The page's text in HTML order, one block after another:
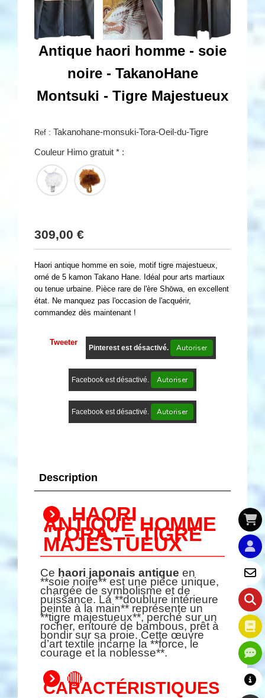
Antique haori homme - soie
noire - TakanoHane
Montsuki - Tigre Majestueux
Ref : Takanohane-monsuki-Tora-Oeil-du-Tigre
Couleur Himo gratuit* :
309,00 €
Haori antique homme en soie, motif tigre majestueux,
orné de 5 kamon Takano Hane. Idéal pour arts martiaux
ou tenue urbaine. Pièce rare de l'ère Shōwa, en excellent
état. Ne manquez pas l'occasion de l'acquérir,
commandez dès maintenant !
Tweeter
Pinterest est désactivé. Autoriser
Facebook est désactivé. Autoriser
Facebook est désactivé. Autoriser
Description
HAORI
ANTIQUE HOMME
"TORA" – TIGRE
MAJESTUEUX
Ce haori japonais antique en
**soie noire** est une pièce unique,
chargée de symbolisme et de
puissance. La **doublure intérieure
peinte à la main** représente un
**tigre majestueux**, perché sur un
rocher, entouré de bambous, prêt à
bondir sur sa proie. Cette œuvre
d’art textile incarne la **force, le
courage et la noblesse**.
🔴
CARACTÉRISTIQUES